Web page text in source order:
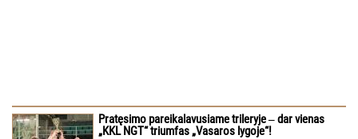
Pratęsimo pareikalavusiame trileryje ‒ dar vienas
„KKL NGT“ triumfas „Vasaros lygoje“!